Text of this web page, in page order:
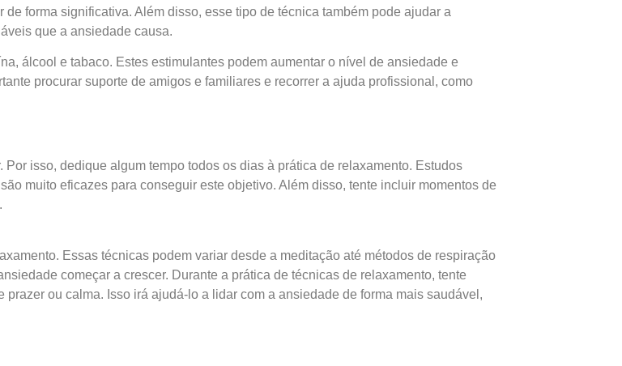
forma significativa. Além disso, esse tipo de técnica também pode ajudar a
que a ansiedade causa.
álcool e tabaco. Estes estimulantes podem aumentar o nível de ansiedade e
procurar suporte de amigos e familiares e recorrer a ajuda profissional, como
isso, dedique algum tempo todos os dias à prática de relaxamento. Estudos
muito eficazes para conseguir este objetivo. Além disso, tente incluir momentos de
Essas técnicas podem variar desde a meditação até métodos de respiração
começar a crescer. Durante a prática de técnicas de relaxamento, tente
ou calma. Isso irá ajudá-lo a lidar com a ansiedade de forma mais saudável,